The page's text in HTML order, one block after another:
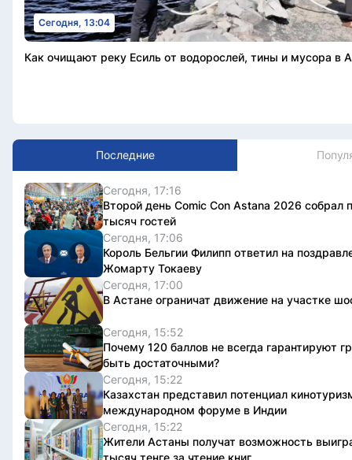
Сегодня, 13:04
Как очищают реку Есиль от водорослей, тины и мусора в
Последние
Сегодня, 17:16
Второй день Comic Con Astana 2026 собрал
тысяч гостей
Сегодня, 17:06
Король Бельгии Филипп ответил на
Жомарту Токаеву
Сегодня, 17:00
В Астане ограничат движение на участке
Сегодня, 15:52
Почему 120 баллов не всегда гарантируют
быть достаточными?
Сегодня, 15:22
Казахстан представил потенциал
международном форуме в Индии
Сегодня, 15:22
Жители Астаны получат возможность